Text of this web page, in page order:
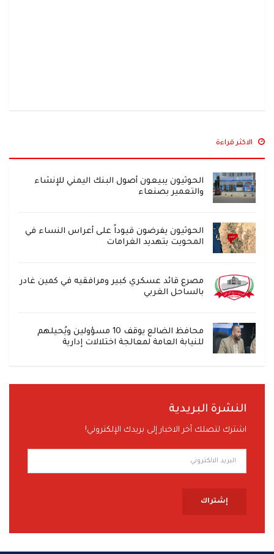
الاكثر قراءة
الحوثيون يبيعون أصول البنك اليمني للإنشاء
والتعمير بصنعاء
الحوثيون يفرضون قيوداً على أعراس النساء في
المحويت بتهديد الغرامات
مصرع قائد عسكري كبير ومرافقيه في كمين غادر
بالساحل الغربي
محافظ الضالع يوقف 10 مسؤولين ويُحيلهم
للنيابة العامة لمعالجة اختلالات إدارية
النشرة البريدية
اشترك لتصلك آخر الاخبار إلى بريدك الإلكتروني!
إشتراك